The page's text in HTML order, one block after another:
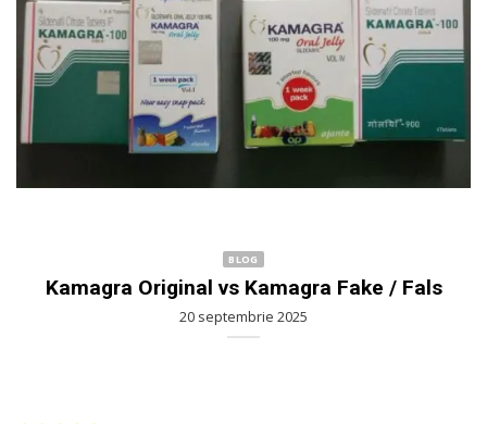
BLOG
Kamagra Original vs Kamagra Fake / Fals
20 septembrie 2025